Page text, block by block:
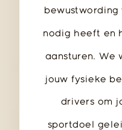
nodig heeft en
aansturen. We
jouw fysieke
drivers om
sportdoel